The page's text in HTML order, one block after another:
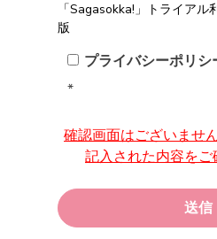
「Sagasokka!」トライア
版
プライバシーポリ
*
確認画面はございませ
記入された内容をご